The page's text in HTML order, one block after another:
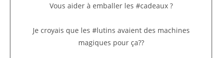
Vous aider à emballer les #cadeaux ?
Je croyais que les #lutins avaient des machines
magiques pour ça??